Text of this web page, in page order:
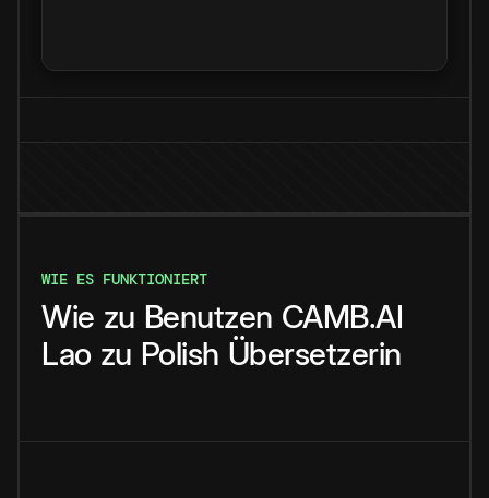
WIE ES FUNKTIONIERT
Wie zu Benutzen CAMB.AI
Lao zu Polish Übersetzerin